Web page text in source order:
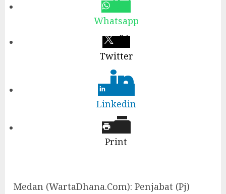
Whatsapp
Twitter
Linkedin
Print
Medan (WartaDhana.Com): Penjabat (Pj)